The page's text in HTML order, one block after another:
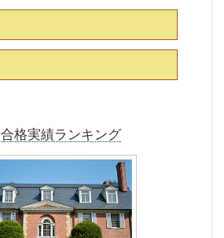
合格実績ランキング